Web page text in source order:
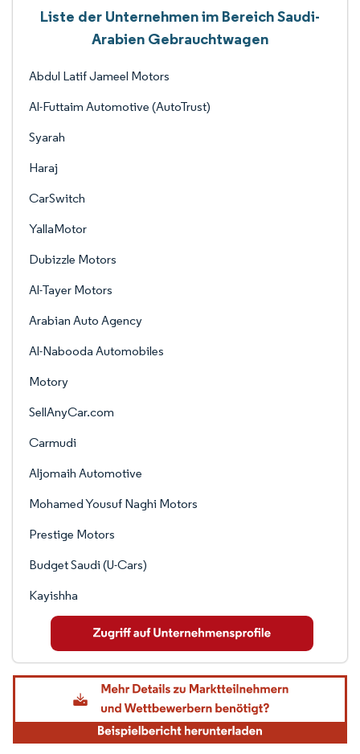
Liste der Unternehmen im Bereich Saudi-
Arabien Gebrauchtwagen
Abdul Latif Jameel Motors
Al-Futtaim Automotive (AutoTrust)
Syarah
Haraj
CarSwitch
YallaMotor
Dubizzle Motors
Al-Tayer Motors
Arabian Auto Agency
Al-Nabooda Automobiles
Motory
SellAnyCar.com
Carmudi
Aljomaih Automotive
Mohamed Yousuf Naghi Motors
Prestige Motors
Budget Saudi (U-Cars)
Kayishha